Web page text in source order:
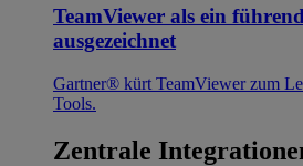
TeamViewer als ein
ausgezeichnet
Gartner® kürt TeamViewer zum
Tools.
Zentrale